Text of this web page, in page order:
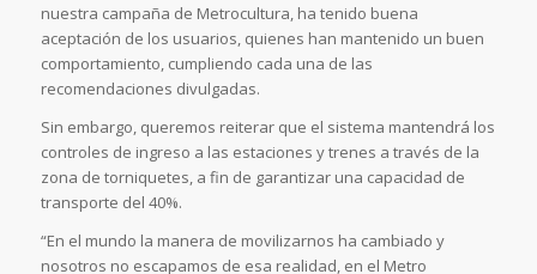
nuestra campaña de Metrocultura, ha tenido buena
aceptación de los usuarios, quienes han mantenido un buen
comportamiento, cumpliendo cada una de las
recomendaciones divulgadas.
Sin embargo, queremos reiterar que el sistema mantendrá los
controles de ingreso a las estaciones y trenes a través de la
zona de torniquetes, a fin de garantizar una capacidad de
transporte del 40%.
“En el mundo la manera de movilizarnos ha cambiado y
nosotros no escapamos de esa realidad, en el Metro